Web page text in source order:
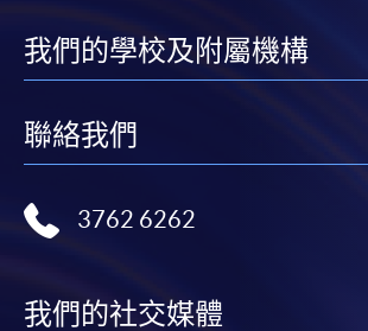
我們的學校及附屬機構
聯絡我們
3762 6262
我們的社交媒體